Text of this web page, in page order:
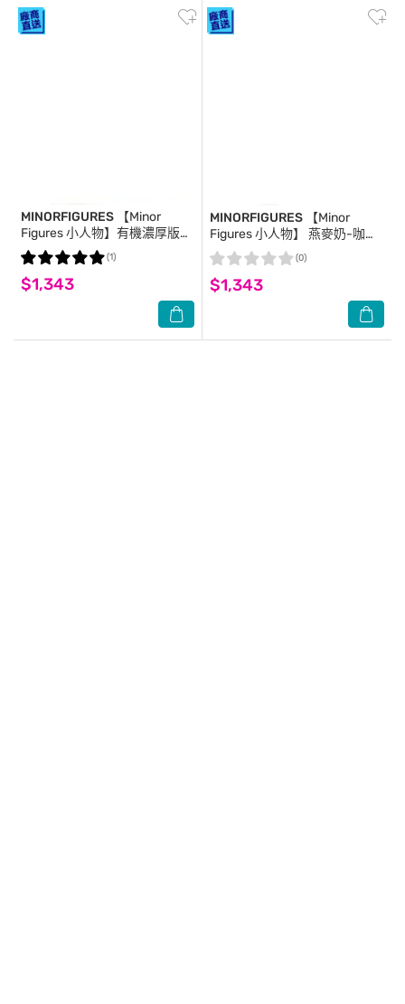
MINORFIGURES 【Minor
Figures 小人物】有機濃厚版燕
麥奶- 咖啡師1000mlx6入-箱
購
$1,343
(1)
MINORFIGURES 【Minor
Figures 小人物】 燕麥奶-咖啡
師精選1000mlx6入-箱購
$1,343
(0)